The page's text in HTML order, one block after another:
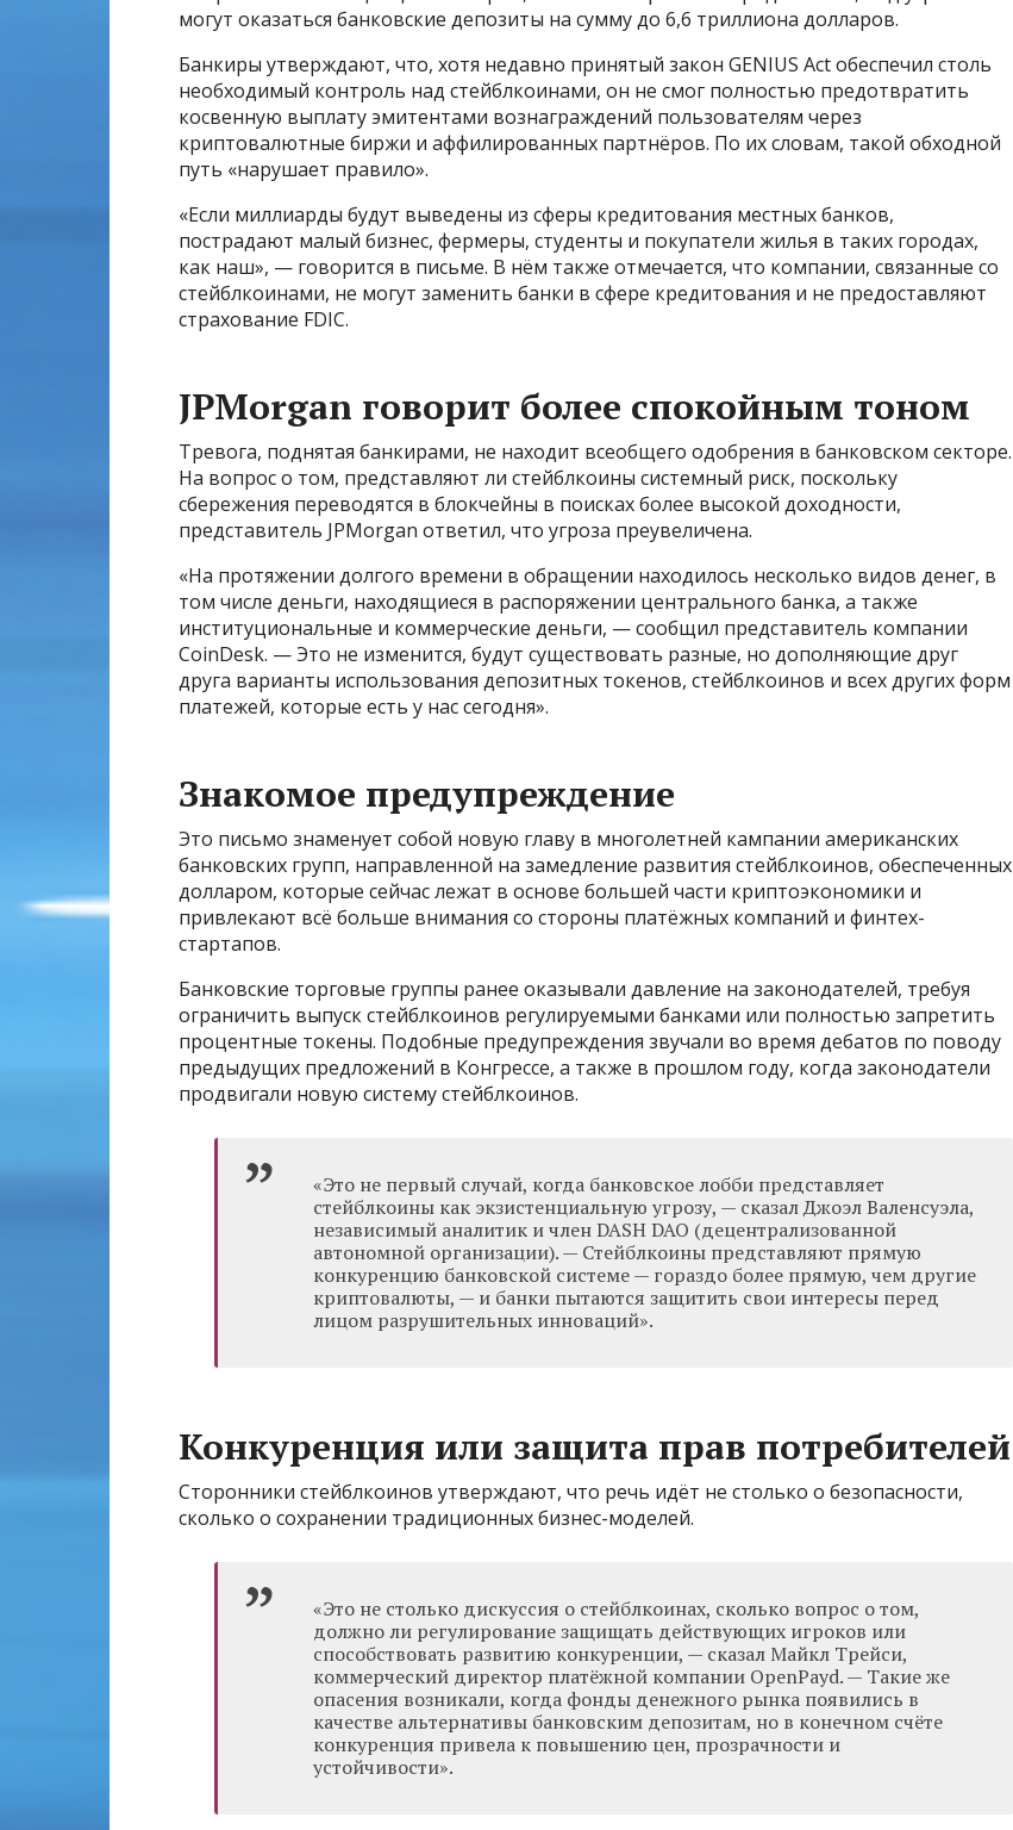
могут оказаться банковские депозиты на сумму до 6,6 триллиона долларов.
Банкиры утверждают, что, хотя недавно принятый закон GENIUS Act обеспечил столь
необходимый контроль над стейблкоинами, он не смог полностью предотвратить
косвенную выплату эмитентами вознаграждений пользователям через
криптовалютные биржи и аффилированных партнёров. По их словам, такой обходной
путь «нарушает правило».
«Если миллиарды будут выведены из сферы кредитования местных банков,
пострадают малый бизнес, фермеры, студенты и покупатели жилья в таких городах,
как наш», — говорится в письме. В нём также отмечается, что компании, связанные со
стейблкоинами, не могут заменить банки в сфере кредитования и не предоставляют
страхование FDIC.
JPMorgan говорит более спокойным тоном
Тревога, поднятая банкирами, не находит всеобщего одобрения в банковском секторе.
На вопрос о том, представляют ли стейблкоины системный риск, поскольку
сбережения переводятся в блокчейны в поисках более высокой доходности,
представитель JPMorgan ответил, что угроза преувеличена.
«На протяжении долгого времени в обращении находилось несколько видов денег, в
том числе деньги, находящиеся в распоряжении центрального банка, а также
институциональные и коммерческие деньги, — сообщил представитель компании
CoinDesk. — Это не изменится, будут существовать разные, но дополняющие друг
друга варианты использования депозитных токенов, стейблкоинов и всех других форм
платежей, которые есть у нас сегодня».
Знакомое предупреждение
Это письмо знаменует собой новую главу в многолетней кампании американских
банковских групп, направленной на замедление развития стейблкоинов, обеспеченных
долларом, которые сейчас лежат в основе большей части криптоэкономики и
привлекают всё больше внимания со стороны платёжных компаний и финтех-
стартапов.
Банковские торговые группы ранее оказывали давление на законодателей, требуя
ограничить выпуск стейблкоинов регулируемыми банками или полностью запретить
процентные токены. Подобные предупреждения звучали во время дебатов по поводу
предыдущих предложений в Конгрессе, а также в прошлом году, когда законодатели
продвигали новую систему стейблкоинов.
«Это не первый случай, когда банковское лобби представляет
стейблкоины как экзистенциальную угрозу, — сказал Джоэл Валенсуэла,
независимый аналитик и член DASH DAO (децентрализованной
автономной организации). — Стейблкоины представляют прямую
конкуренцию банковской системе — гораздо более прямую, чем другие
криптовалюты, — и банки пытаются защитить свои интересы перед
лицом разрушительных инноваций».
Конкуренция или защита прав потребителей
Сторонники стейблкоинов утверждают, что речь идёт не столько о безопасности,
сколько о сохранении традиционных бизнес-моделей.
«Это не столько дискуссия о стейблкоинах, сколько вопрос о том,
должно ли регулирование защищать действующих игроков или
способствовать развитию конкуренции, — сказал Майкл Трейси,
коммерческий директор платёжной компании OpenPayd. — Такие же
опасения возникали, когда фонды денежного рынка появились в
качестве альтернативы банковским депозитам, но в конечном счёте
конкуренция привела к повышению цен, прозрачности и
устойчивости».